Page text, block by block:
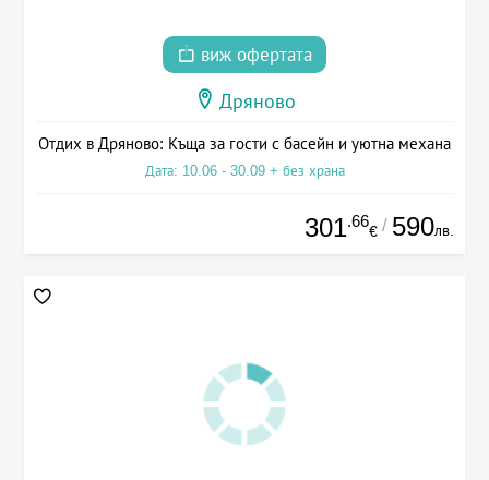
виж офертата
Дряново
Отдих в Дряново: Къща за гости с басейн и уютна механа
Дата: 10.06 - 30.09 + без храна
301.66
€ / 590лв.